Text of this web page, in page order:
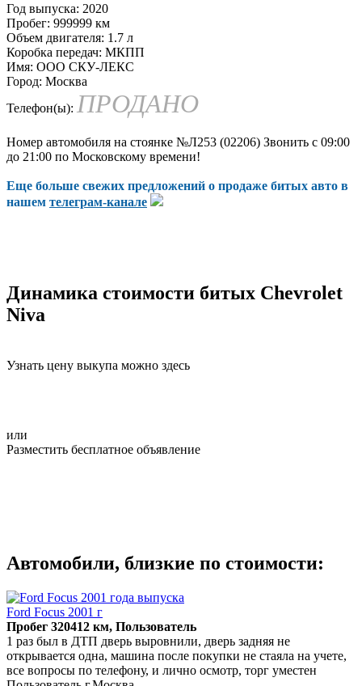
Год выпуска: 2020
Пробег: 999999 км
Объем двигателя: 1.7 л
Коробка передач: МКПП
Имя: ООО СКУ-ЛЕКС
Город: Москва
Телефон(ы): ПРОДАНО
Номер автомобиля на стоянке №Л253 (02206) Звонить с 09:00
до 21:00 по Московскому времени!
Еще больше свежих предложений о продаже битых авто в
нашем телеграм-канале
Динамика стоимости битых Chevrolet
Niva
Узнать цену выкупа можно здесь
или
Разместить бесплатное объявление
Автомобили, близкие по стоимости:
Ford Focus 2001 г
Пробег 320412 км, Пользователь
1 раз был в ДТП дверь выровнили, дверь задняя не
открывается одна, машина после покупки не стаяла на учете,
все вопросы по телефону, и лично осмотр, торг уместен